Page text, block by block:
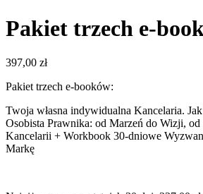
Pakiet trzech e-
397,00 zł
Pakiet trzech e-booków:
Twoja własna indywidualna Kancelaria.
Osobista Prawnika: od Marzeń do Wizji,
Kancelarii + Workbook 30-dniowe
Markę